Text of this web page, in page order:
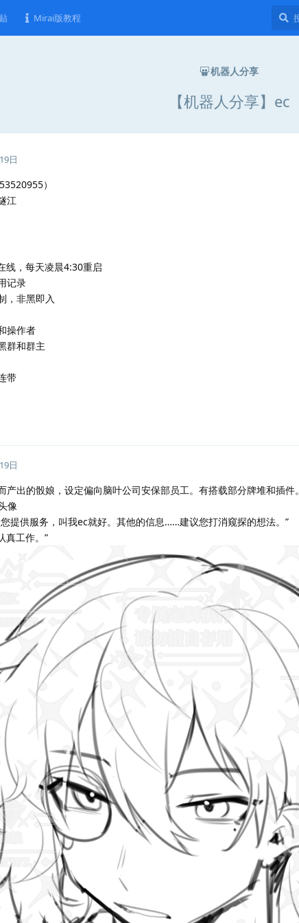
Mirai版教程
机器人分享
【机器人分享】ec
日
）
江
线，每天凌晨4:30重启
记录
，非黑即入
操作者
群和群主
带
日
产出的骰娘，设定偏向脑叶公司安保部员工。有搭载部分牌堆和插件。
像
提供服务，叫我ec就好。其他的信息……建议您打消窥探的想法。”
真工作。”